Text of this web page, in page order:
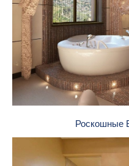
Роскошные